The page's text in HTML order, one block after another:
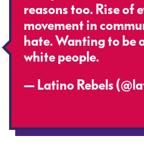
reasons too. Rise of
movement in
hate. Wanting to be
white people.
— Latino Rebels